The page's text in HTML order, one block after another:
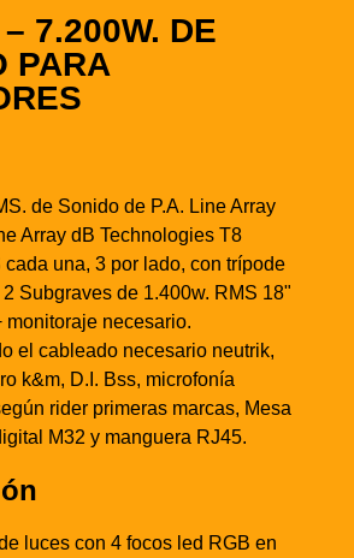
7.200W. DE
PARA
de Sonido de P.A. Line Array
Array dB Technologies T8
cada una, 3 por lado, con trípode
Subgraves de 1.400w. RMS 18"
monitoraje necesario.
el cableado necesario neutrik,
k&m, D.I. Bss, microfonía
rider primeras marcas, Mesa
M32 y manguera RJ45.
luces con 4 focos led RGB en